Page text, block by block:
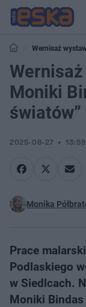
Wernisaż
Galerii AZ
Moniki
2025-08-27 13:59
Monika
Prace
Podlaskiego
w Siedlcach.
Moniki Bindas